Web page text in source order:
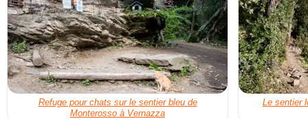
Refuge pour chats sur le sentier bleu de
Monterosso à Vernazza
Le sentier